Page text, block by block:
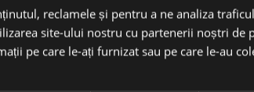
reclamele și pentru a ne analiza
site-ului nostru cu partenerii noștri de
pe care le-ați furnizat sau pe care le-au